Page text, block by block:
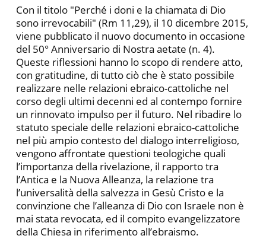
Con il titolo "Perché i doni e la chiamata di Dio
sono irrevocabili" (Rm 11,29), il 10 dicembre 2015,
viene pubblicato il nuovo documento in occasione
del 50° Anniversario di Nostra aetate (n. 4).
Queste riflessioni hanno lo scopo di rendere atto,
con gratitudine, di tutto ciò che è stato possibile
realizzare nelle relazioni ebraico-cattoliche nel
corso degli ultimi decenni ed al contempo fornire
un rinnovato impulso per il futuro. Nel ribadire lo
statuto speciale delle relazioni ebraico-cattoliche
nel più ampio contesto del dialogo interreligioso,
vengono affrontate questioni teologiche quali
l’importanza della rivelazione, il rapporto tra
l’Antica e la Nuova Alleanza, la relazione tra
l’universalità della salvezza in Gesù Cristo e la
convinzione che l’alleanza di Dio con Israele non è
mai stata revocata, ed il compito evangelizzatore
della Chiesa in riferimento all’ebraismo.